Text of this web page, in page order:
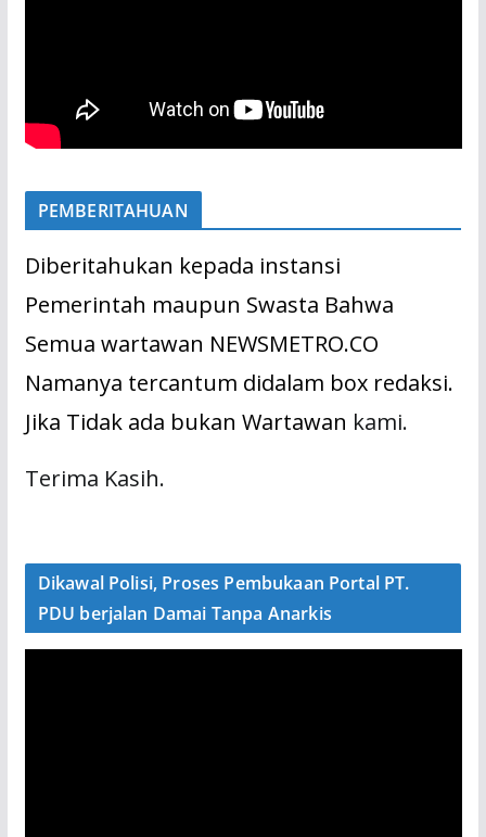
PEMBERITAHUAN
Diberitahukan kepada instansi
Pemerintah maupun Swasta Bahwa
Semua wartawan NEWSMETRO.CO
Namanya tercantum didalam box redaksi.
Jika Tidak ada bukan Wartawan kami.
Terima Kasih.
Dikawal Polisi, Proses Pembukaan Portal PT.
PDU berjalan Damai Tanpa Anarkis